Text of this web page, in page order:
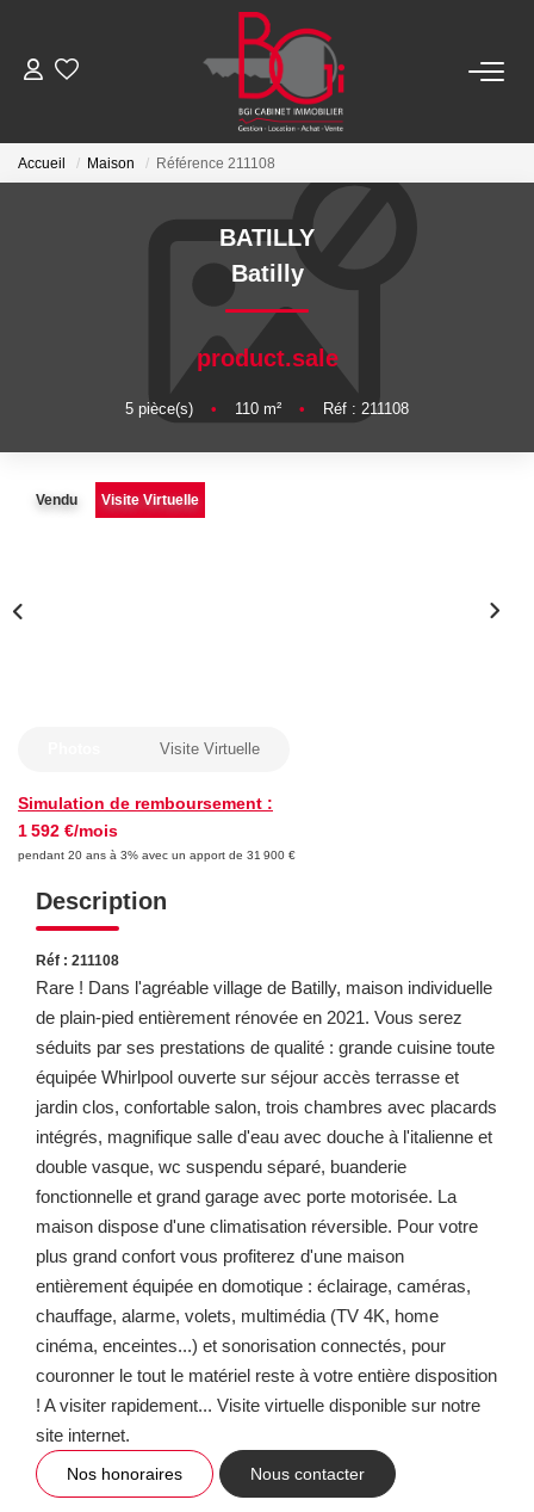
ACHETER
Ancien
Neuf
LOUER
EXTRANET
Accueil Maison Référence 211108
BATILLY
Batilly
product.sale
5 pièce(s) • 110 m² • Réf : 211108
Vendu Visite Virtuelle
Simulation de remboursement :
1 592 €/mois
pendant 20 ans à 3% avec un apport de 31 900 €
Visite Virtuelle
Description
Réf : 211108
Rare ! Dans l'agréable village de Batilly, maison individuelle
de plain-pied entièrement rénovée en 2021. Vous serez
séduits par ses prestations de qualité : grande cuisine toute
équipée Whirlpool ouverte sur séjour accès terrasse et
jardin clos, confortable salon, trois chambres avec placards
intégrés, magnifique salle d'eau avec douche à l'italienne et
double vasque, wc suspendu séparé, buanderie
fonctionnelle et grand garage avec porte motorisée. La
maison dispose d'une climatisation réversible. Pour votre
plus grand confort vous profiterez d'une maison
entièrement équipée en domotique : éclairage, caméras,
chauffage, alarme, volets, multimédia (TV 4K, home
cinéma, enceintes...) et sonorisation connectés, pour
couronner le tout le matériel reste à votre entière disposition
! A visiter rapidement... Visite virtuelle disponible sur notre
site internet.
Nos honoraires Nous contacter